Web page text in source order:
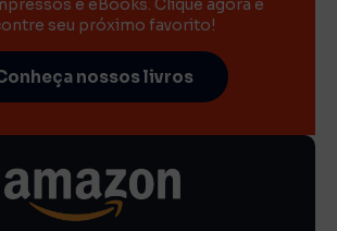
seu próximo favorito!
nossos livros